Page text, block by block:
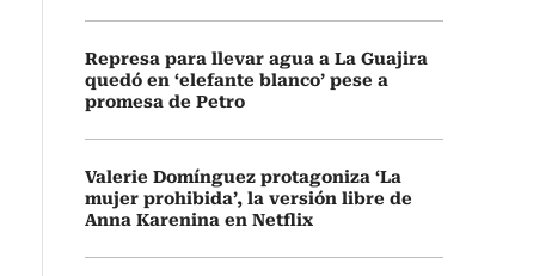
Represa para llevar agua a La Guajira
quedó en ‘elefante blanco’ pese a
promesa de Petro
Valerie Domínguez protagoniza ‘La
mujer prohibida’, la versión libre de
Anna Karenina en Netflix